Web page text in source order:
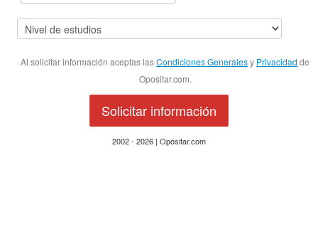
Al solicitar información aceptas lasCondiciones Generalesy Privacidad de
Opositar.com.
Solicitar información
2002 - 2026 | Opositar.com